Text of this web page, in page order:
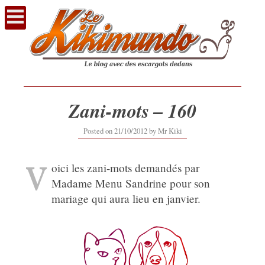
Voir
contenu
Zani-mots – 160
Posted on21/10/201212/09/2019
byMr Kiki
V oici les zani-mots demandés par
Madame Menu Sandrine pour son
mariage qui aura lieu en janvier.